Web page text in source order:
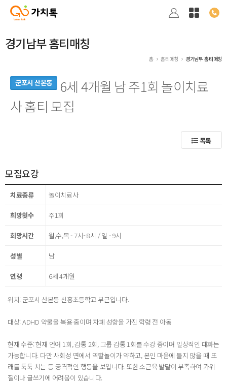
경기남부 홈티매칭
홈 홈티매칭 경기남부 홈티매칭
군포시 산본동
6세 4개월 남 주1회 놀이치료
사 홈티 모집
목록
모집요강
치료종류 놀이치료사
희망횟수 주1회
희망시간 월,수,목 - 7시~8시 / 일 - 9시
성별 남
연령 6세 4개월
위치: 군포시 산본동 신흥초등학교 부근입니다.
대상: ADHD 약물을 복용 중이며 자폐 성향을 가진 학령 전 아동
현재 수준: 현재 언어 1회, 감통 2회, 그룹 감통 1회를 수강 중이며 일상적인 대화는
가능합니다. 다만 사회성 면에서 역할놀이가 약하고, 본인 마음에 들지 않을 때 또
래를 툭툭 치는 등 공격적인 행동을 보입니다. 또한 소근육 발달이 부족하여 가위
질이나 글쓰기에 어려움이 있습니다.